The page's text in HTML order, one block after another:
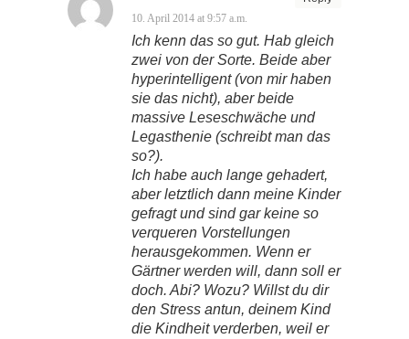
10. April 2014 at 9:57 a.m.
Ich kenn das so gut. Hab gleich
zwei von der Sorte. Beide aber
hyperintelligent (von mir haben
sie das nicht), aber beide
massive Leseschwäche und
Legasthenie (schreibt man das
so?).
Ich habe auch lange gehadert,
aber letztlich dann meine Kinder
gefragt und sind gar keine so
verqueren Vorstellungen
herausgekommen. Wenn er
Gärtner werden will, dann soll er
doch. Abi? Wozu? Willst du dir
den Stress antun, deinem Kind
die Kindheit verderben, weil er